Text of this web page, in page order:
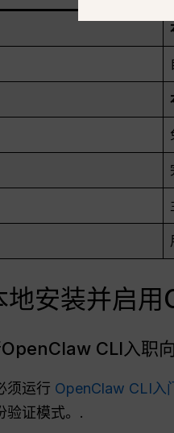
地安装并启用
CLI入职
须运行 OpenClaw CLI入
验证模式。.